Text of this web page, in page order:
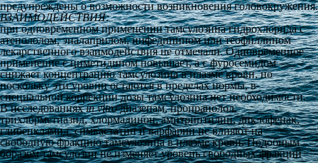
предупреждены о возможности возникновения головокружения.
ВЗАИМОДЕЙСТВИЯ:
при одновременном применении тамсулозина гидрохлорида с
атенололом, эналаприлом, нифедипином или теофиллином
лекарственного взаимодействия не отмечали. Одновременное
применение с циметидином повышает, а с фуросемидом —
снижает концентрацию тамсулозина в плазме крови, но
поскольку эти уровни остаются в пределах нормы, в
специальной коррекции дозы тамсулозина нет необходимости.
В исследованияхin vitroдиазепам, пропранолол,
трихлорметиазид, хлормадинон, амитриптилин, диклофенак,
глибенкламид, симвастатин и варфарин не влияют на
свободную фракцию тамсулозина в плазме крови. Подобным
образом тамсулозин не изменяет уровень свободных фракций